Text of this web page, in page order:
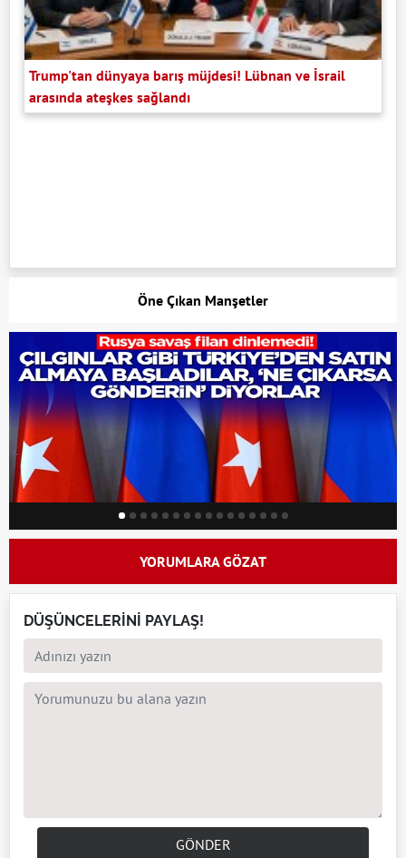
Trump'tan dünyaya barış müjdesi! Lübnan ve İsrail
arasında ateşkes sağlandı
Öne Çıkan Manşetler
YORUMLARA GÖZAT
DÜŞÜNCELERİNİ PAYLAŞ!
GÖNDER